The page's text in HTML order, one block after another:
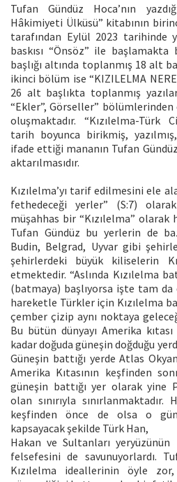
Tufan Gündüz Hoca’nın
Hâkimiyeti Ülküsü” kitabının
tarafından Eylül 2023 tarihinde
baskısı “Önsöz” ile başlamakta
başlığı altında toplanmış 18 alt
ikinci bölüm ise “KIZILELMA
26 alt başlıkta toplanmış
“Ekler”, Görseller”
oluşmaktadır. “Kızılelma-Türk
tarih boyunca birikmiş,
ifade ettiği mananın Tufan
aktarılmasıdır.
Kızılelma’yı tarif edilmesini ele
fethedeceği yerler” (S:7)
müşahhas bir “Kızılelma”
Tufan Gündüz bu yerlerin de
Budin, Belgrad, Uyvar gibi
şehirlerdeki büyük kiliselerin
etmektedir. “Aslında Kızılelma
(batmaya) başlıyorsa işte tam da
hareketle Türkler için Kızılelma
çember çizip aynı noktaya
Bu bütün dünyayı Amerika
kadar doğuda güneşin doğduğu
Güneşin battığı yerde Atlas
Amerika Kıtasının keşfinden
güneşin battığı yer olarak yine
olan sınırıyla sınırlanmaktadır.
keşfinden önce de olsa o
kapsayacak şekilde Türk Han,
Hakan ve Sultanları
felsefesini de savunuyorlardı.
Kızılelma ideallerinin öyle